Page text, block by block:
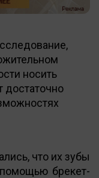
носить
достаточно
что их зубы
брекет-